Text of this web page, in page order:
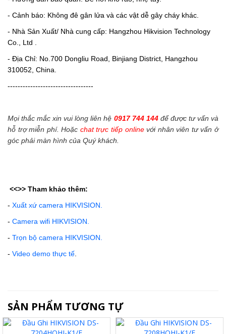
- Cảnh báo: Không đê gân lửa và các vật dễ gây cháy khác.
- Nhà Sản Xuất/ Nhà cung cấp: Hangzhou Hikvision Technology
Co., Ltd .
- Địa Chỉ: No.700 Dongliu Road, Binjiang District, Hangzhou
310052, China.
----------------------------------
Mọi thắc mắc xin vui lòng liên hệ 0917 744 144để được tư vấn và
hỗ trợ miễn phí. Hoặc chat trực tiếp onlinevới nhân viên tư vấn ở
góc phải màn hình của Quý khách.
<<>> Tham khảo thêm:
- Xuất xứ camera HIKVISION.
- Camera wifi HIKVISION.
- Trọn bộ camera HIKVISION.
- Video demo thực tế
SẢN PHẨM TƯƠNG TỰ